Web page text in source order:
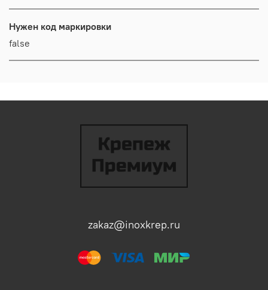
Нужен код маркировки
false
zakaz@inoxkrep.ru